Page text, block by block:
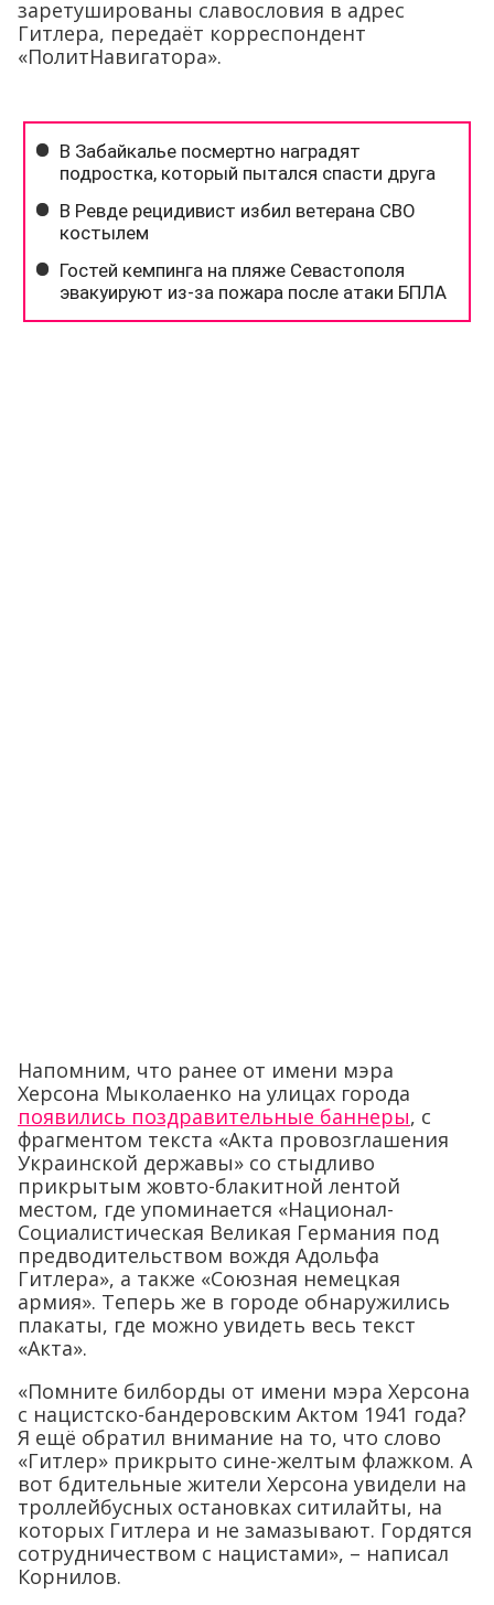
заретушированы славословия в адрес
Гитлера, передаёт корреспондент
«ПолитНавигатора».
Напомним, что ранее от имени мэра
Херсона Мыколаенко на улицах города
появились поздравительные баннеры, с
фрагментом текста «Акта провозглашения
Украинской державы» со стыдливо
прикрытым жовто-блакитной лентой
местом, где упоминается «Национал-
Социалистическая Великая Германия под
предводительством вождя Адольфа
Гитлера», а также «Союзная немецкая
армия». Теперь же в городе обнаружились
плакаты, где можно увидеть весь текст
«Акта».
«Помните билборды от имени мэра Херсона
с нацистско-бандеровским Актом 1941 года?
Я ещё обратил внимание на то, что слово
«Гитлер» прикрыто сине-желтым флажком. А
вот бдительные жители Херсона увидели на
троллейбусных остановках ситилайты, на
которых Гитлера и не замазывают. Гордятся
сотрудничеством с нацистами», – написал
Корнилов.